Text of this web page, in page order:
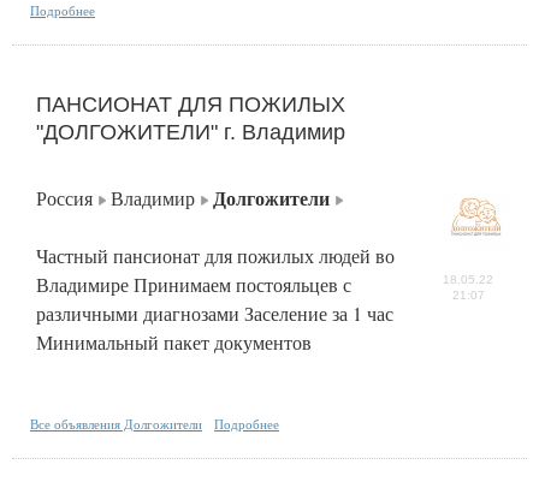
Подробнее
ПАНСИОНАТ ДЛЯ ПОЖИЛЫХ
"ДОЛГОЖИТЕЛИ" г. Владимир
Россия Владимир Долгожители
Частный пансионат для пожилых людей во
Владимире Принимаем постояльцев с
различными диагнозами Заселение за 1 час
Минимальный пакет документов
18.05.22
21:07
Все объявления Долгожители Подробнее